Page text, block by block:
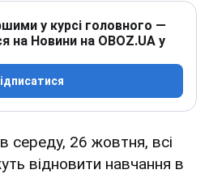
у курсі головного —
на Новини на OBOZ.UA у
середу, 26 жовтня, всі
відновити навчання в